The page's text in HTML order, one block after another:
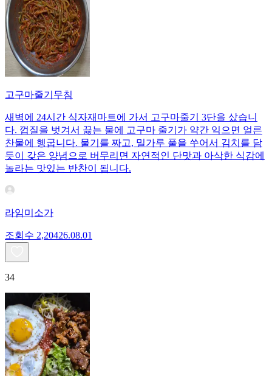
고구마줄기무침
새벽에 24시간 식자재마트에 가서 고구마줄기 3단을 샀습니
다. 껍질을 벗겨서 끓는 물에 고구마 줄기가 약간 익으면 얼른
찬물에 헹굽니다. 물기를 짜고, 밀가루 풀을 쑤어서 김치를 담
듯이 갖은 양념으로 버무리면 자연적인 단맛과 아삭한 식감에
놀라는 맛있는 반찬이 됩니다.
라임미소가
조회수 2,20426.08.01
34